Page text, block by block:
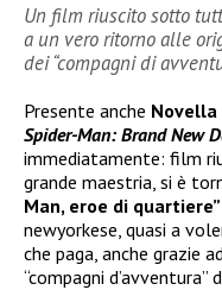
Un film riuscito sotto
a un vero ritorno alle
dei “compagni di
Presente anche Novella
Spider-Man: Brand New
immediatamente: film
grande maestria, si è
Man, eroe di quartiere”
newyorkese, quasi a
che paga, anche grazie
“compagni